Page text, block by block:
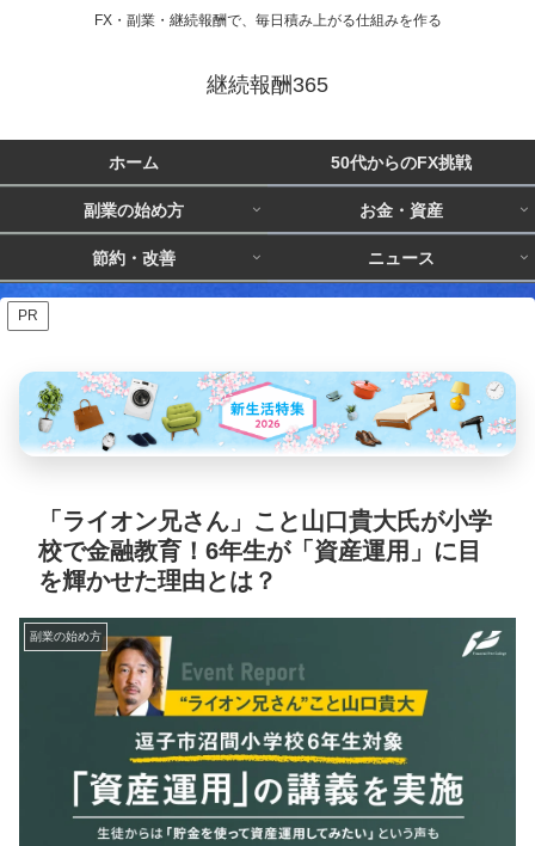
FX・副業・継続報酬で、毎日積み上がる仕組みを作る
継続報酬365
ホーム 50代からのFX挑戦
副業の始め方 お金・資産
節約・改善 ニュース
PR
「ライオン兄さん」こと山口貴大氏が小学
校で金融教育！6年生が「資産運用」に目
を輝かせた理由とは？
副業の始め方